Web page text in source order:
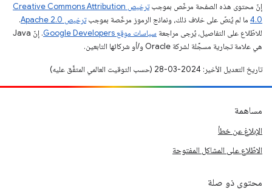
إنّ محتوى هذه الصفحة مرخّص بموجب
ترخيص Creative Commons Attribution
4.0‏ ما لم يُنصّ على خلاف ذلك، ونماذج الرموز مرخّصة بموجبترخيص Apache 2.0‏
.
للاطّلاع على التفاصيل، يُرجى مراجعة سياسات موقع Google Developers‏
. إنّ Java
هي علامة تجارية مسجَّلة لشركة Oracle و/أو شركائها التابعين.
تاريخ التعديل الأخير: 2024-03-28 (حسب التوقيت العالمي المتفَّق عليه)
مساهمة
الإبلاغ عن خطأ
الاطّلاع على المشاكل المفتوحة
محتوى ذو صلة